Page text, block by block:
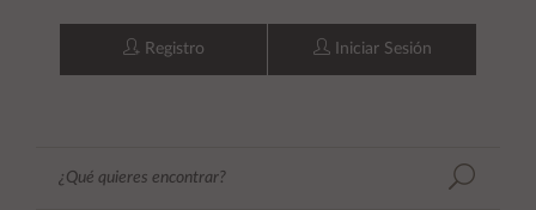
Registro Iniciar Sesión